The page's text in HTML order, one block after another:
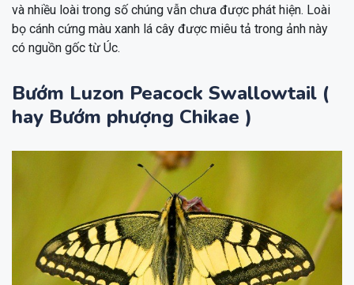
và nhiều loài trong số chúng vẫn chưa được phát hiện. Loài
bọ cánh cứng màu xanh lá cây được miêu tả trong ảnh này
có nguồn gốc từ Úc.
Bướm Luzon Peacock Swallowtail (
hay Bướm phượng Chikae )